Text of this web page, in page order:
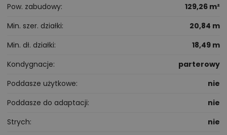
Pow. zabudowy
129,26 m²
Min. szer. działki
20,84 m
Min. dł. działki
18,49 m
Kondygnacje
parterowy
Poddasze użytkowe
nie
Poddasze do adaptacji
nie
Strych
nie